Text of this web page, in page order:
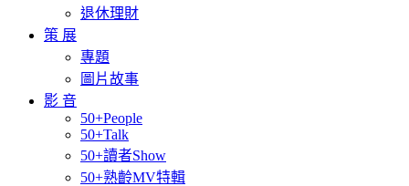
退休理財
策 展
專題
圖片故事
影 音
50+People
50+Talk
50+讀者Show
50+熟齡MV特輯